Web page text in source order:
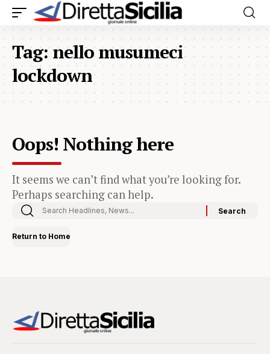
Tag:nello musumeci
lockdown
Oops! Nothing here
It seems we can’t find what you’re looking for.
Perhaps searching can help.
Return to Home